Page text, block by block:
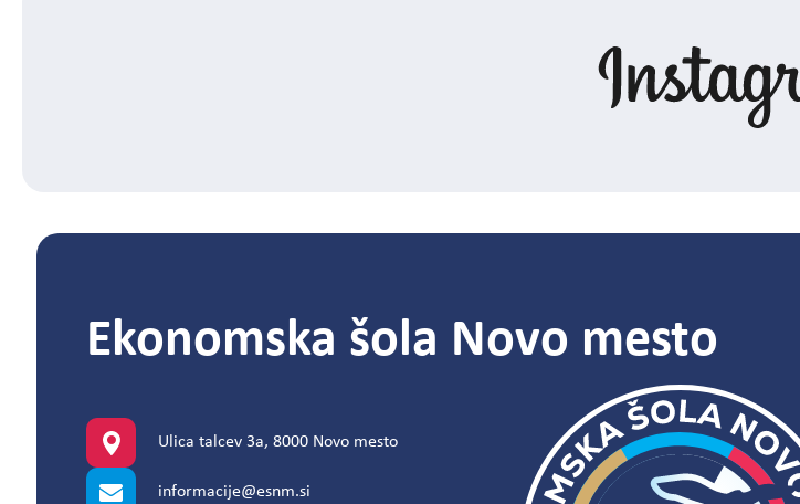
Ekonomska šola Novo mesto
Ulica talcev 3a, 8000 Novo mesto
informacije@esnm.si